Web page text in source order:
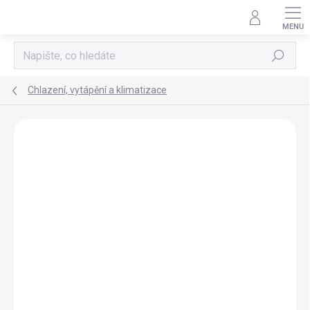
Hledat
Chlazení, vytápění a klimatizace